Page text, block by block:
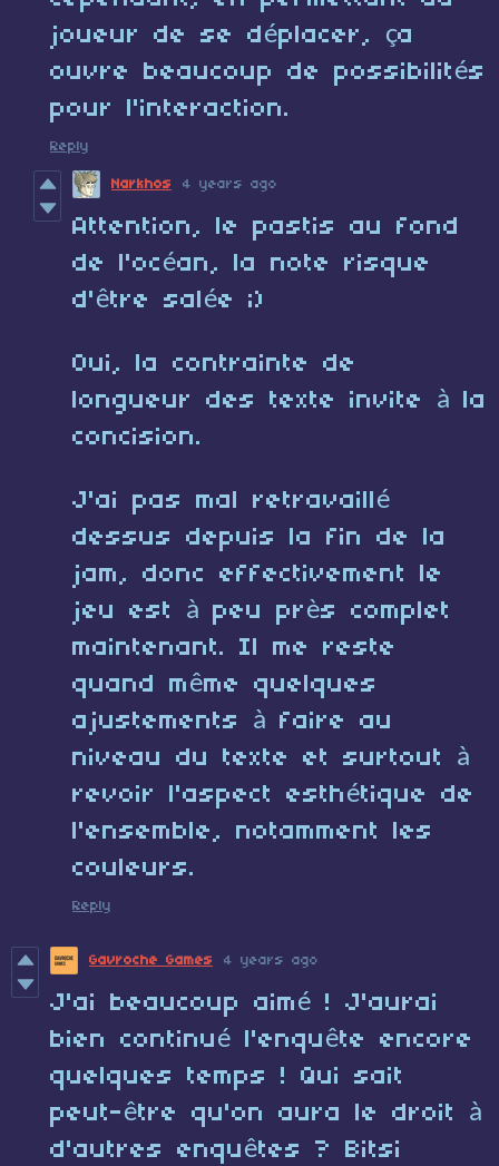
joueur de se déplacer, ça
ouvre beaucoup de possibilités
pour l'interaction.
Reply
Narkhos 4 years ago
Attention, le pastis au fond
de l'océan, la note risque
d'être salée ;)
Oui, la contrainte de
longueur des texte invite à la
concision.
J'ai pas mal retravaillé
dessus depuis la fin de la
jam, donc effectivement le
jeu est à peu près complet
maintenant. Il me reste
quand même quelques
ajustements à faire au
niveau du texte et surtout à
revoir l'aspect esthétique de
l'ensemble, notamment les
couleurs.
Reply
Gavroche Games 4 years ago
J'ai beaucoup aimé ! J'aurai
bien continué l'enquête encore
quelques temps ! Qui sait
peut-être qu'on aura le droit à
d'autres enquêtes ? Bitsi